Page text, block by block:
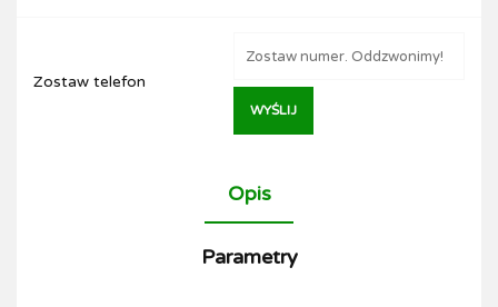
Zostaw telefon
WYŚLIJ
Opis
Parametry